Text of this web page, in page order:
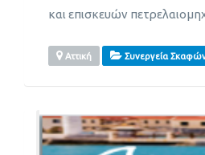
και επισκευών
Αττική Συνεργεία